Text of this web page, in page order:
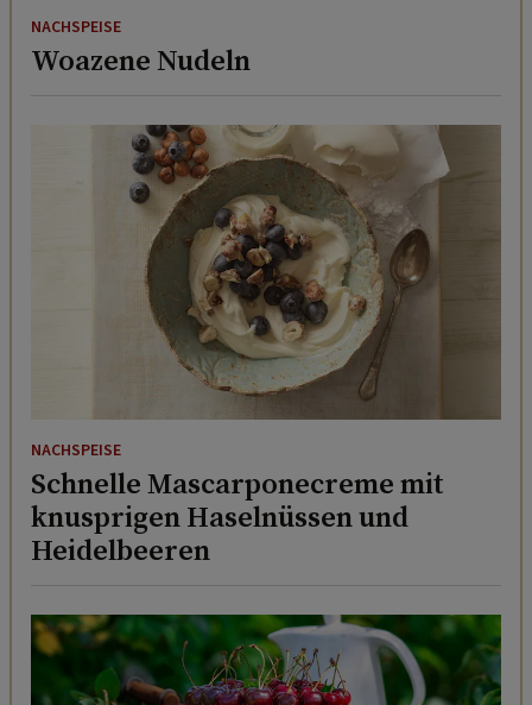
NACHSPEISE
Woazene Nudeln
NACHSPEISE
Schnelle Mascarponecreme mit
knusprigen Haselnüssen und
Heidelbeeren